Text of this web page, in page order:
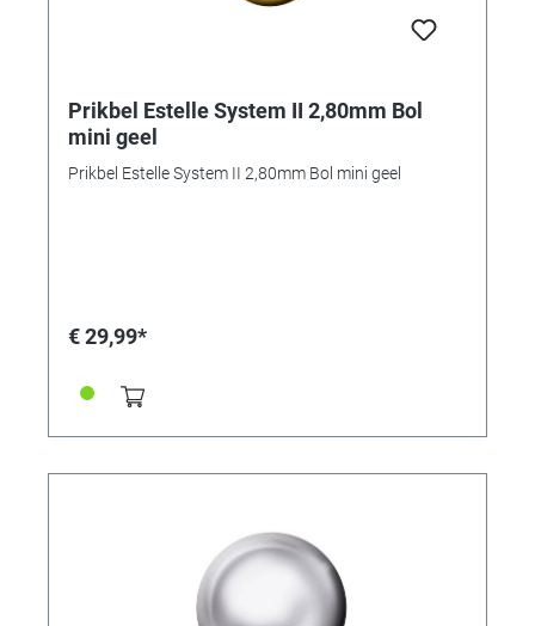
Prikbel Estelle System II 2,80mm Bol
mini geel
Prikbel Estelle System II 2,80mm Bol mini geel
€ 29,99*